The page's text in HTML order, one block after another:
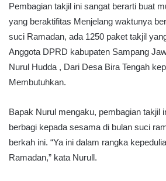
Pembagian takjil ini sangat berarti buat
yang beraktifitas Menjelang waktunya
suci Ramadan, ada 1250 paket takjil
Anggota DPRD kabupaten Sampang
Nurul Hudda , Dari Desa Bira Tengah
Membutuhkan.
Bapak Nurul mengaku, pembagian takjil
berbagi kepada sesama di bulan suci
berkah ini. “Ya ini dalam rangka
Ramadan,” kata Nurull.